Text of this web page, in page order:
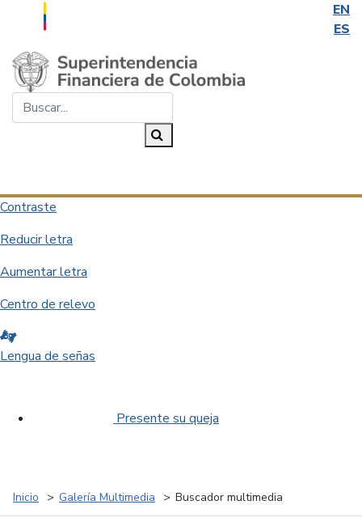
EN
ES
Saltar al contenido principal
Contraste
Reducir letra
Aumentar letra
Centro de relevo
Lengua de señas
Presente su queja
Inicio Galería Multimedia Buscador multimedia